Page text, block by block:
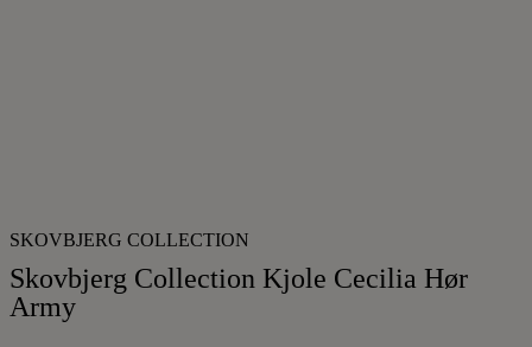
SKOVBJERG COLLECTION
Skovbjerg Collection Kjole Cecilia Hør
Army